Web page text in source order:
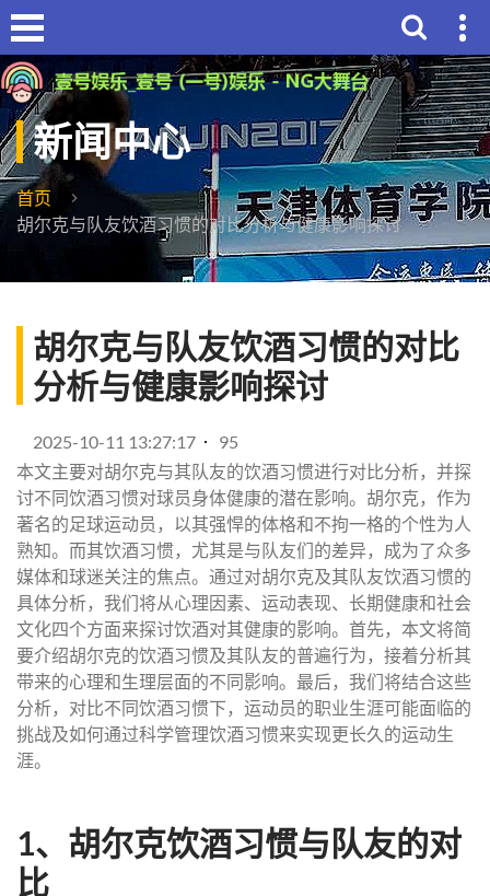
新闻中心
首页
胡尔克与队友饮酒习惯的对比分析与健康影响探讨
胡尔克与队友饮酒习惯的对比
分析与健康影响探讨
2025-10-11 13:27:17
95
本文主要对胡尔克与其队友的饮酒习惯进行对比分析，并探
讨不同饮酒习惯对球员身体健康的潜在影响。胡尔克，作为
著名的足球运动员，以其强悍的体格和不拘一格的个性为人
熟知。而其饮酒习惯，尤其是与队友们的差异，成为了众多
媒体和球迷关注的焦点。通过对胡尔克及其队友饮酒习惯的
具体分析，我们将从心理因素、运动表现、长期健康和社会
文化四个方面来探讨饮酒对其健康的影响。首先，本文将简
要介绍胡尔克的饮酒习惯及其队友的普遍行为，接着分析其
带来的心理和生理层面的不同影响。最后，我们将结合这些
分析，对比不同饮酒习惯下，运动员的职业生涯可能面临的
挑战及如何通过科学管理饮酒习惯来实现更长久的运动生
涯。
1、胡尔克饮酒习惯与队友的对
比